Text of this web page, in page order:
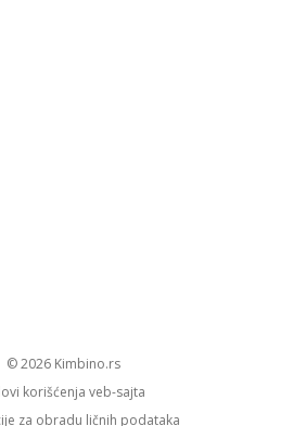
© 2026 kimbino.rs
korišćenja veb-sajta
za obradu ličnih podataka